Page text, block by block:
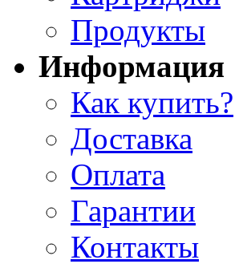
Продукты
Информация
Как купить?
Доставка
Оплата
Гарантии
Контакты